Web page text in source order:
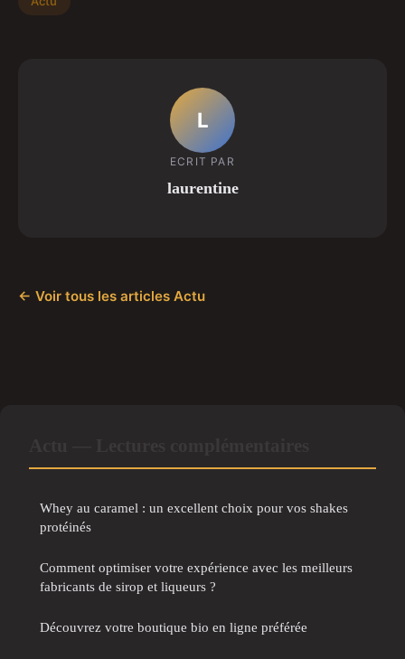
L
ECRIT PAR
laurentine
← Voir tous les articles Actu
Whey au caramel : un excellent choix pour vos shakes
protéinés
Comment optimiser votre expérience avec les meilleurs
fabricants de sirop et liqueurs ?
Découvrez votre boutique bio en ligne préférée